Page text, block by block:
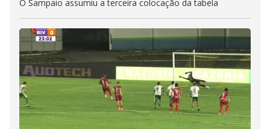
O Sampaio assumiu a terceira colocação da tabela